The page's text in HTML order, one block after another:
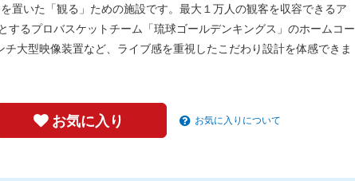
置いた「観る」ための施設です。最大１万人の観客を収容できるア
るプロバスケットチーム「琉球ゴールデンキングス」のホームコー
大型映像装置など、ライブ感を重視したこだわり設計を体感できま
お気に入り お気に入りについて